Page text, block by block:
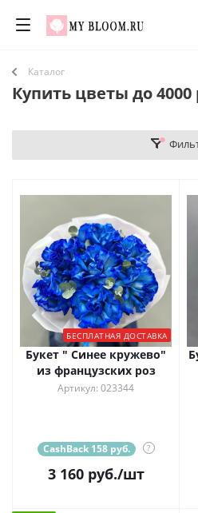
Каталог
Купить цветы до
БЕСПЛАТНАЯ ДОСТАВКА
Букет " Синее кружево"
из французских роз
Артикул: 023344
CashBack 158 руб. ?
3 160руб./шт